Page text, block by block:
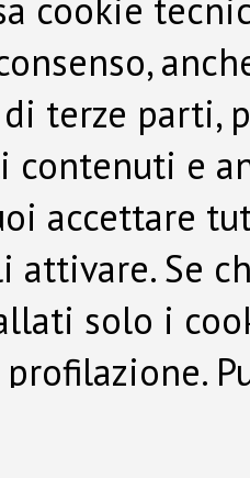
cookie
terze parti,
contenuti e
accettare
attivare. Se
solo i